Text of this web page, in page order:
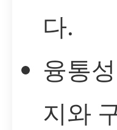
다.
융통
지와